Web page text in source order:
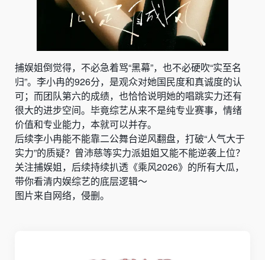
捕娱姐倒觉得，不必急着骂“黑幕”，也不必硬吹“实至名
归”。李小冉的926分，是观众对她国民度和真诚度的认
可；而团队第六的成绩，也恰恰说明她的唱跳实力还有
很大的进步空间。毕竟综艺从来不是纯专业赛事，情绪
价值和专业能力，本就可以并存。
后续李小冉能不能靠二公舞台逆风翻盘，打破“人气大于
实力”的质疑？曾沛慈等实力派姐姐又能不能逆袭上位？
关注捕娱姐，后续持续扒透《乘风2026》的所有大瓜，
带你看清内娱综艺的底层逻辑～
图片来自网络，侵删。